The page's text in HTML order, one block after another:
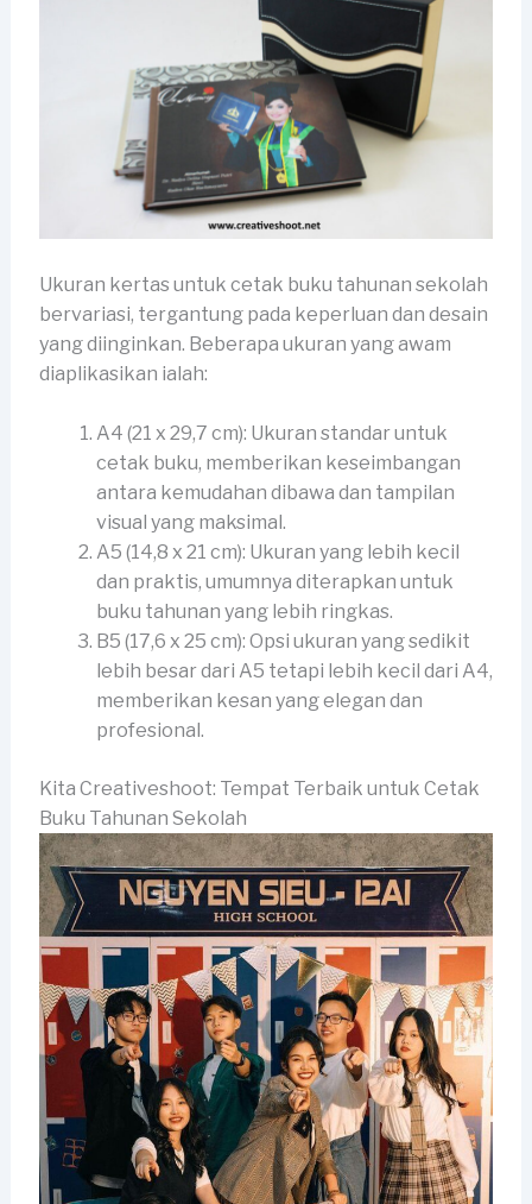
Ukuran kertas untuk cetak buku tahunan sekolah
bervariasi, tergantung pada keperluan dan desain
yang diinginkan. Beberapa ukuran yang awam
diaplikasikan ialah:
A4 (21 x 29,7 cm): Ukuran standar untuk
cetak buku, memberikan keseimbangan
antara kemudahan dibawa dan tampilan
visual yang maksimal.
A5 (14,8 x 21 cm): Ukuran yang lebih kecil
dan praktis, umumnya diterapkan untuk
buku tahunan yang lebih ringkas.
B5 (17,6 x 25 cm): Opsi ukuran yang sedikit
lebih besar dari A5 tetapi lebih kecil dari A4,
memberikan kesan yang elegan dan
profesional.
Kita Creativeshoot: Tempat Terbaik untuk Cetak
Buku Tahunan Sekolah